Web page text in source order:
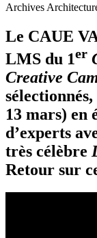
Archives
Le CAUE
LMS du 1er
Creative
13 mars) en
d’experts
très célèbre
Retour sur